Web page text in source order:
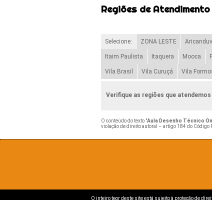
Regiões de Atendimento
Selecione: ZONA LESTE
Itaim Paulista Itaquera Mooca
Vila Brasil Vila Curuçá Vila
Verifique as regiões que atendemos
O conteúdo do texto "Aula Desenho Técnico
violação de direito autoral – artigo 184 do Código
O inteiro teor deste site está sujeito à proteção de